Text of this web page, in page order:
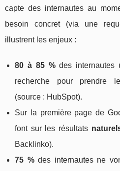
capte des internautes au
besoin concret (via une
illustrent les enjeux :
80 à 85 %des internautes
recherche pour prendre
(source : HubSpot).
Sur la première page de
font sur les résultats
Backlinko).
75 %des internautes ne